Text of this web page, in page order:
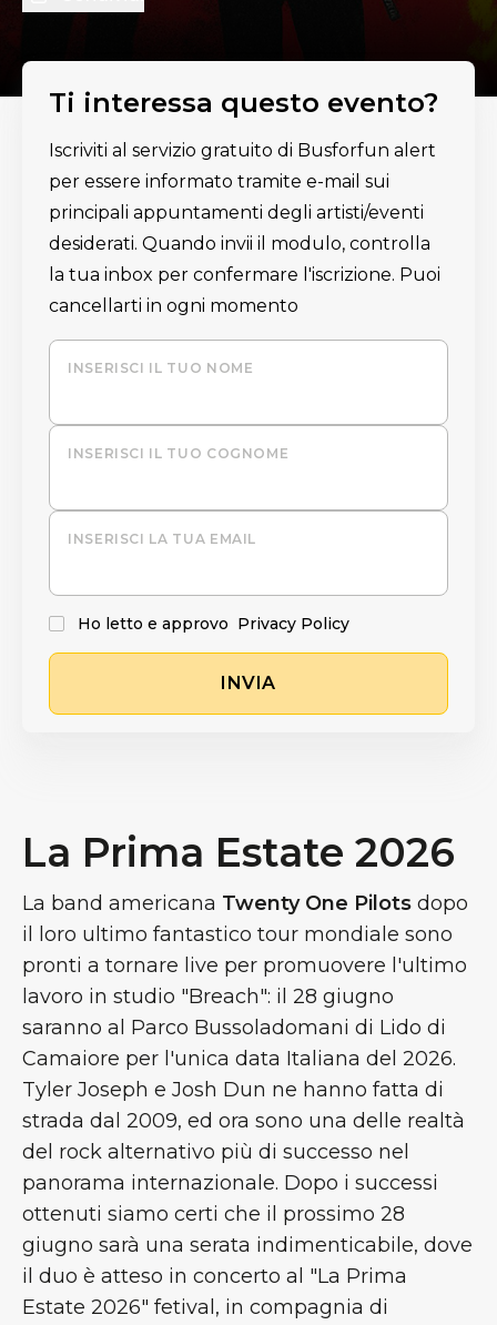
Ti interessa questo evento?
Iscriviti al servizio gratuito di Busforfun alert
per essere informato tramite e-mail sui
principali appuntamenti degli artisti/eventi
desiderati. Quando invii il modulo, controlla
la tua inbox per confermare l'iscrizione. Puoi
cancellarti in ogni momento
INSERISCI IL TUO NOME
INSERISCI IL TUO COGNOME
INSERISCI LA TUA EMAIL
Ho letto e approvo Privacy Policy
INVIA
La Prima Estate 2026
La band americana Twenty One Pilots dopo
il loro ultimo fantastico tour mondiale sono
pronti a tornare live per promuovere l'ultimo
lavoro in studio "Breach": il 28 giugno
saranno al Parco Bussoladomani di Lido di
Camaiore per l'unica data Italiana del 2026.
Tyler Joseph e Josh Dun ne hanno fatta di
strada dal 2009, ed ora sono una delle realtà
del rock alternativo più di successo nel
panorama internazionale. Dopo i successi
ottenuti siamo certi che il prossimo 28
giugno sarà una serata indimenticabile, dove
il duo è atteso in concerto al "La Prima
Estate 2026" fetival, in compagnia di